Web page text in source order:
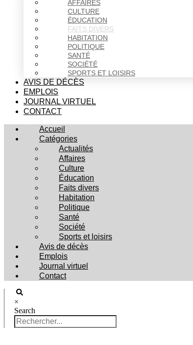
AFFAIRES
CULTURE
ÉDUCATION
FAITS DIVERS
HABITATION
POLITIQUE
SANTÉ
SOCIÉTÉ
SPORTS ET LOISIRS
AVIS DE DÉCÈS
EMPLOIS
JOURNAL VIRTUEL
CONTACT
Accueil
Catégories
Actualités
Affaires
Culture
Éducation
Faits divers
Habitation
Politique
Santé
Société
Sports et loisirs
Avis de décès
Emplois
Journal virtuel
Contact
×
Search